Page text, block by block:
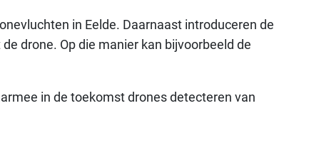
in Eelde. Daarnaast introduceren de
drone. Op die manier kan bijvoorbeeld de
in de toekomst drones detecteren van